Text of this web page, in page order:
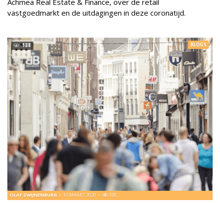
vastgoedmarkt en de uitdagingen in deze coronatijd.‬
188
OLAF ZWIJNENBURG 10 MAART 2020 188
BLOGS